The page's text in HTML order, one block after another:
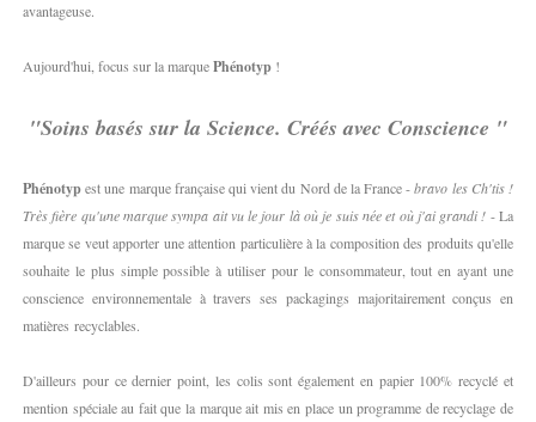
avantageuse.
Aujourd'hui, focus sur la marquePhénotyp !
"Soins basés sur la Science. Créés avec Conscience "
Phénotypest une marque française qui vient du Nord de la France -bravo les Ch'tis !
Très fière qu'une marque sympa ait vu le jour là où je suis née et où j'ai grandi ! - La
marque se veut apporter une attention particulière à la composition des produits qu'elle
souhaite le plus simple possible à utiliser pour le consommateur, tout en ayant une
conscience environnementale à travers ses packagings majoritairement conçus en
matières recyclables.
D'ailleurs pour ce dernier point, les colis sont également en papier 100% recyclé et
mention spéciale au fait que la marque ait mis en place un programme de recyclage de